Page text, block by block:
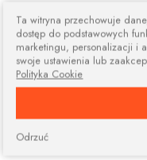
Ta witryna przechowuje
dostęp do podstawowych
marketingu, personalizacji i
swoje ustawienia lub
Polityka Cookie
Odrzuć